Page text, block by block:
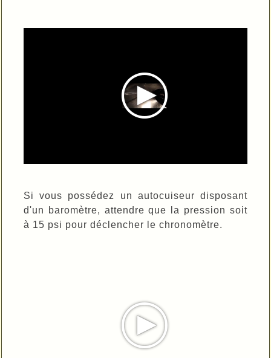
Si vous possédez un autocuiseur disposant
d'un baromètre, attendre que la pression soit
à 15 psi pour déclencher le chronomètre.